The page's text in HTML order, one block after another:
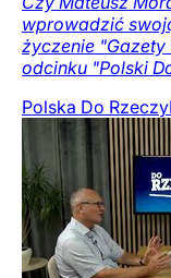
wprowadzić
życzenie
odcinku "Polski
Polska Do Rzeczy